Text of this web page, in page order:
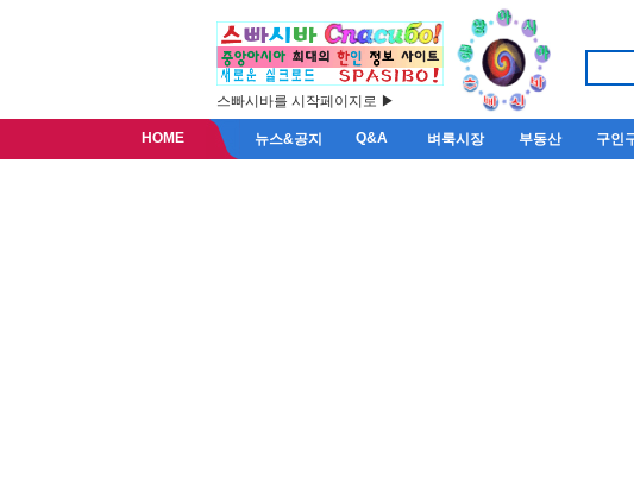
스빠시바를 시작페이지로 ▶
HOME 뉴스&공지 Q&A 벼룩시장 부동산 구인